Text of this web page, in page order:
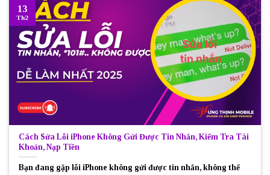
Cách Sửa Lỗi iPhone Không Gửi Được Tin Nhắn, Kiểm Tra Tài
Khoản, Nạp Tiền
Bạn đang gặp lỗi iPhone không gửi được tin nhắn, không thể
13
Th2